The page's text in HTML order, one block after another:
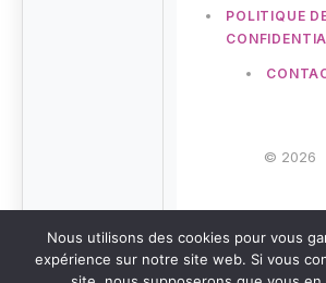
POLITIQUE
© 2026
Nous utilisons des cookies pour vous
expérience sur notre site web. Si vous